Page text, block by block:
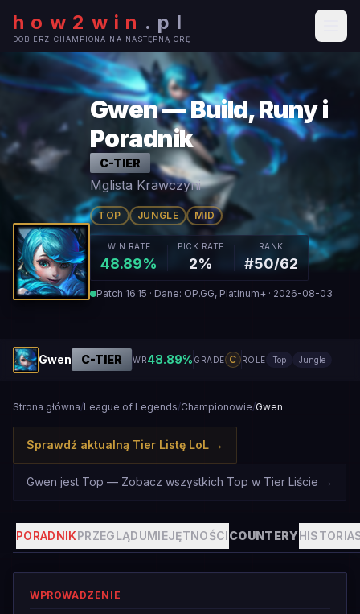
how2win . pl
DOBIERZ CHAMPIONA NA NASTĘPNĄ GRĘ
Gwen — Build, Runy i
Poradnik
C-TIER
Mglista Krawczyni
TOP JUNGLE MID
WIN RATE
48.89%
PICK RATE
2%
RANK
#50/62
Patch 16.15 · Dane: OP.GG, Platinum+ · 2026-08-03
Gwen C-TIER WR48.89% GRADE C ROLE Top Jungle
Strona główna/League of Legends/Championowie/Gwen
Sprawdź aktualną Tier Listę LoL →
Gwen jest Top — Zobacz wszystkich Top w Tier Liście →
PORADNIKPRZEGLĄDUMIEJĘTNOŚCICOUNTERYHISTORIA
WPROWADZENIE